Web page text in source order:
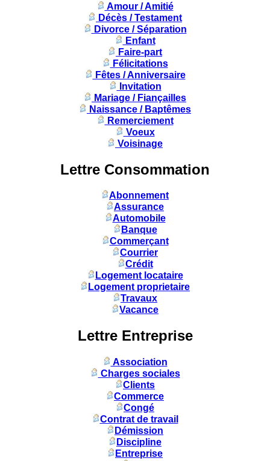
Amour / Amitié
Décès / Testament
Divorce / Séparation
Enfant
Faire-part
Félicitations
Fêtes / Anniversaire
Invitation
Mariage / Fiançailles
Naissance / Baptêmes
Remerciement
Voeux
Voisinage
Lettre Consommation
Abonnement
Assurance
Automobile
Banque
Commerçant
Courrier
Crédit
Logement locataire
Logement proprietaire
Travaux
Vacance
Lettre Entreprise
Association
Charges sociales
Clients
Commerce
Congé
Contrat de travail
Démission
Discipline
Entreprise